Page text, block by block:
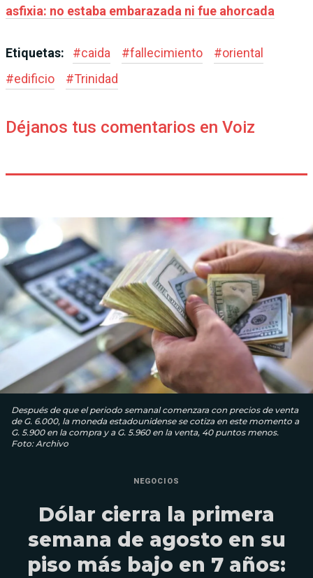
asfixia: no estaba embarazada ni fue ahorcada
Etiquetas: #caida #fallecimiento #oriental
#edificio #Trinidad
Déjanos tus comentarios en Voiz
Después de que el periodo semanal comenzara con precios de venta
de G. 6.000, la moneda estadounidense se cotiza en este momento a
G. 5.900 en la compra y a G. 5.960 en la venta, 40 puntos menos.
Foto: Archivo
NEGOCIOS
Dólar cierra la primera
semana de agosto en su
piso más bajo en 7 años: